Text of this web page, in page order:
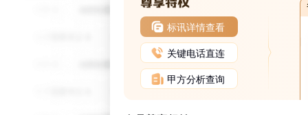
标讯详情查看
关键电话直连
甲方分析查询